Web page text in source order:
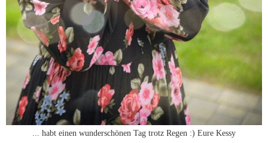
... habt einen wunderschönen Tag trotz Regen :) Eure Kessy